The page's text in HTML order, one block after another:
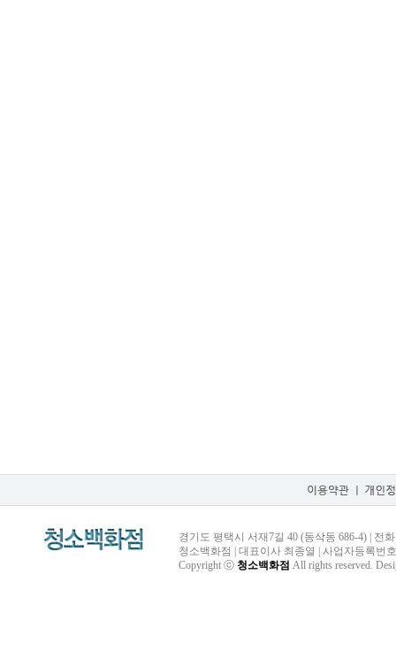
경기도 평택시 서재7길 40 (동삭동 686-4) | 전화
청소백화점 | 대표이사 최종열 | 사업자등록번
Copyright ⓒ 청소백화점 All rights reserved.